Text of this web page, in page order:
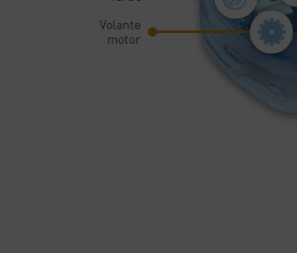
Volante
motor